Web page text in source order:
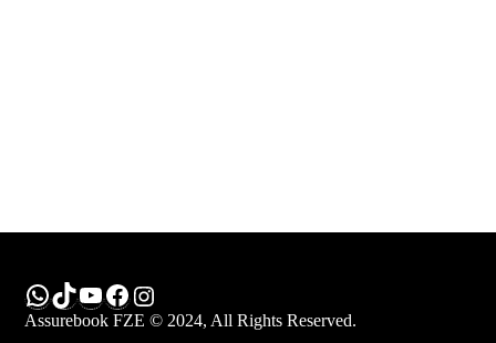
WhatsApp
TikTok
YouTube
Facebook
Instagram
Assurebook FZE © 2024, All Rights Reserved.